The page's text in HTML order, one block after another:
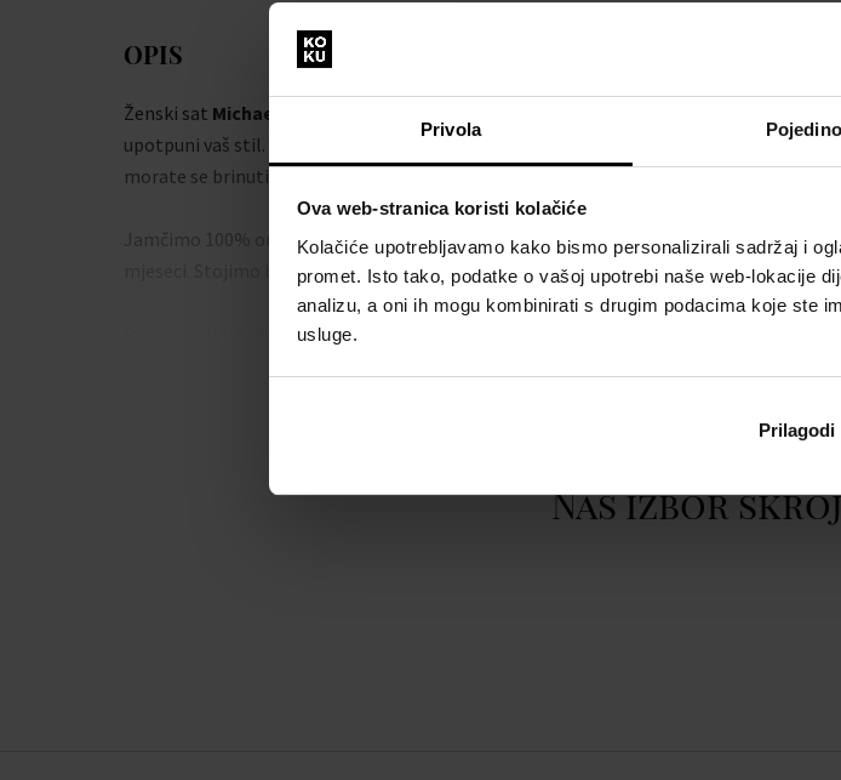
Privola
Ova web-stranica koristi kolačiće
Kolačiće upotrebljavamo kako bismo personalizirali sadržaj i
promet. Isto tako, podatke o vašoj upotrebi naše web-lokacije
analizu, a oni ih mogu kombinirati s drugim podacima koje ste
usluge.
Prilagodi
OPIS
Ženski sat Michael Kors MK5606 - Ženski sat
upotpuni vaš stil. Uz kvalitetnu izradu iz radionice brenda
morate se brinuti da ćete pogriješiti.
Jamčimo 100% originalnost robe i besplatnu zamjenu baterije u roku od 6
mjeseci. Stojimo iza proizvoda u našoj ponudi.
Stoga ne oklijevajte i usavršite svoj stil ručnim satom
Prikazati cijeli
Naš izbor